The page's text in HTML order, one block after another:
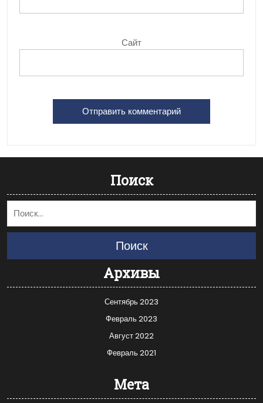
Сайт
Поиск
Поиск
Архивы
Сентябрь 2023
Февраль 2023
Август 2022
Февраль 2021
Мета